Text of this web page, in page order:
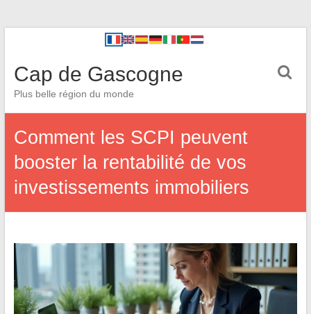
Cap de Gascogne
Plus belle région du monde
Comment les SCPI peuvent
booster la rentabilité de vos
investissements immobiliers